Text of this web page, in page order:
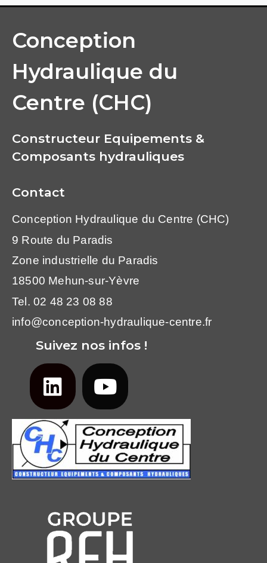
Conception
Hydraulique du
Centre (CHC)
Constructeur Equipements &
Composants hydrauliques
Contact
Conception Hydraulique du Centre (CHC)
9 Route du Paradis
Zone industrielle du Paradis
18500 Mehun-sur-Yèvre
Tel. 02 48 23 08 88
info@conception-hydraulique-centre.fr
Suivez nos infos !